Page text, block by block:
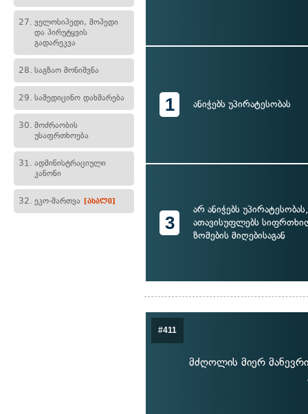
27. ველოსიპედი, მოპედი
და პირუტყვის
გადარეკვა
28. საგზაო მონიშვნა
29. სამედიცინო დახმარება
30. მოძრაობის
უსაფრთხოება
31. ადმინისტრაციული
კანონი
32. ეკო-მართვა [ახალი]
1 ანიჭებს უპირატესობას
3
არ ანიჭებს
ათავისუფლებს
ზომების მიღებისაგან
#411
მძღოლის მიერ